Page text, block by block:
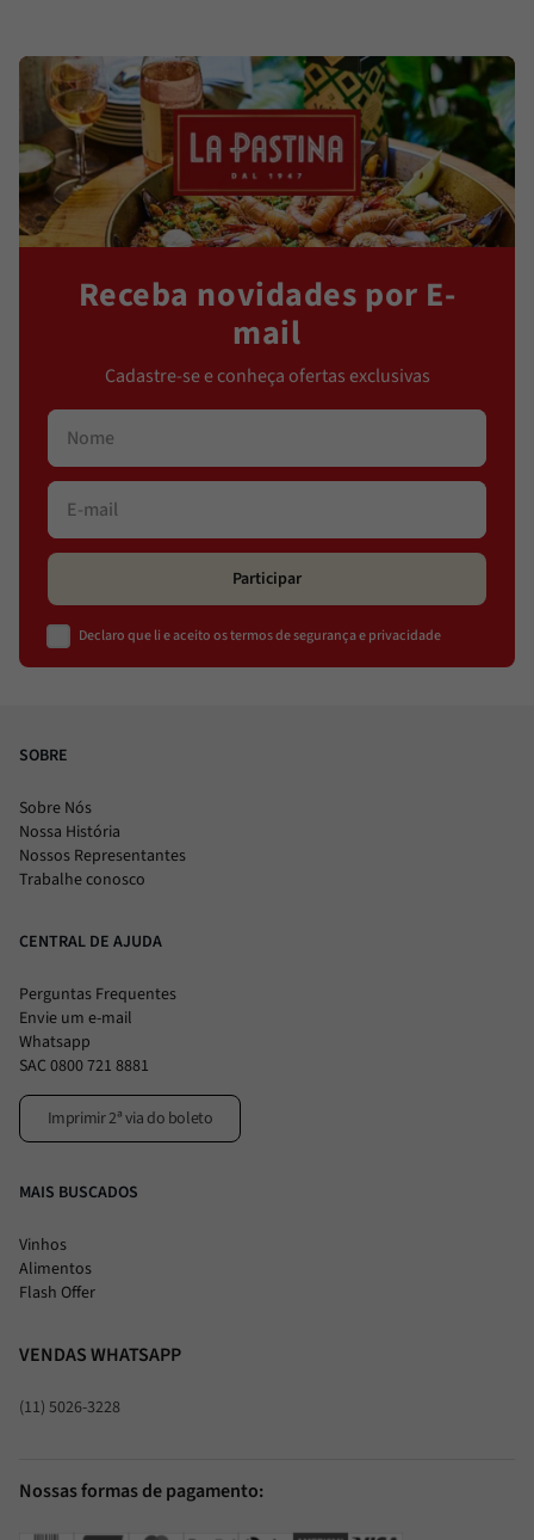
Receba novidades por E-
mail
Cadastre-se e conheça ofertas exclusivas
Participar
Declaro que li e aceito os termos de segurança e privacidade
SOBRE
Sobre Nós
Nossa História
Nossos Representantes
Trabalhe conosco
CENTRAL DE AJUDA
Perguntas Frequentes
Envie um e-mail
Whatsapp
SAC 0800 721 8881
Imprimir 2ª via do boleto
MAIS BUSCADOS
Vinhos
Alimentos
Flash Offer
VENDAS WHATSAPP
(11) 5026-3228
Nossas formas de pagamento: